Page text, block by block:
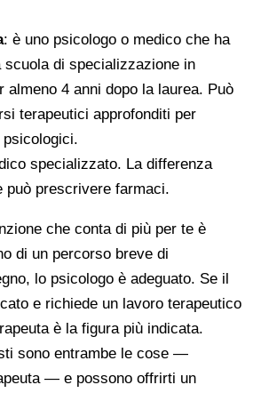
: è uno psicologo o medico che ha
scuola di specializzazione in
almeno 4 anni dopo la laurea. Può
terapeutici approfonditi per
specializzato. La differenza
può prescrivere farmaci.
che conta di più per te è
di un percorso breve di
lo psicologo è adeguato. Se il
e richiede un lavoro terapeutico
è la figura più indicata.
sono entrambe le cose —
— e possono offrirti un